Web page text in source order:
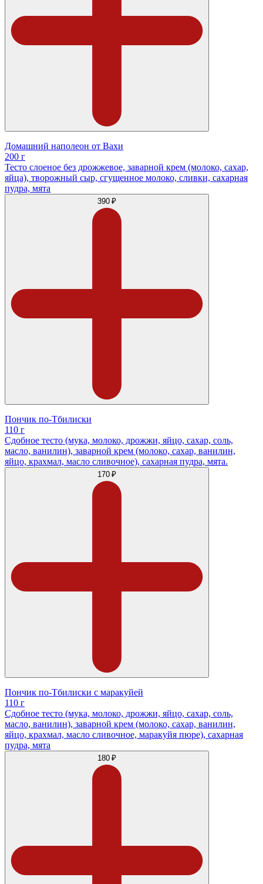
Домашний наполеон от Вахи
200 г
Тесто слоеное без дрожжевое, заварной крем (молоко, сахар,
яйца), творожный сыр, сгущенное молоко, сливки, сахарная
пудра, мята
390 ₽
Пончик по-Тбилиски
110 г
Сдобное тесто (мука, молоко, дрожжи, яйцо, сахар, соль,
масло, ванилин), заварной крем (молоко, сахар, ванилин,
яйцо, крахмал, масло сливочное), сахарная пудра, мята.
170 ₽
Пончик по-Тбилиски с маракуйей
110 г
Сдобное тесто (мука, молоко, дрожжи, яйцо, сахар, соль,
масло, ванилин), заварной крем (молоко, сахар, ванилин,
яйцо, крахмал, масло сливочное, маракуйя пюре), сахарная
пудра, мята
180 ₽